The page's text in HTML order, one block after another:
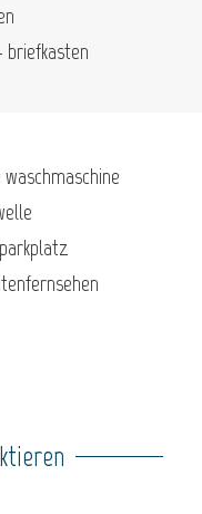
briefkasten
waschmaschine